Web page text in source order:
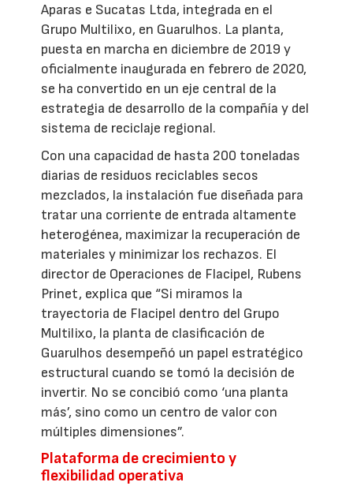
Aparas e Sucatas Ltda, integrada en el
Grupo Multilixo, en Guarulhos. La planta,
puesta en marcha en diciembre de 2019 y
oficialmente inaugurada en febrero de 2020,
se ha convertido en un eje central de la
estrategia de desarrollo de la compañía y del
sistema de reciclaje regional.
Con una capacidad de hasta 200 toneladas
diarias de residuos reciclables secos
mezclados, la instalación fue diseñada para
tratar una corriente de entrada altamente
heterogénea, maximizar la recuperación de
materiales y minimizar los rechazos. El
director de Operaciones de Flacipel, Rubens
Prinet, explica que “Si miramos la
trayectoria de Flacipel dentro del Grupo
Multilixo, la planta de clasificación de
Guarulhos desempeñó un papel estratégico
estructural cuando se tomó la decisión de
invertir. No se concibió como ‘una planta
más’, sino como un centro de valor con
múltiples dimensiones”.
Plataforma de crecimiento y
flexibilidad operativa